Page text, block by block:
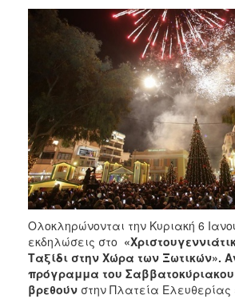
2019
2018
2017
2016
2013
2012
2011
2010
2006
Ολοκληρώνονται την Κυριακή 6
εκδηλώσεις στο
Ταξίδι στην Χώρα των Ξωτικών».
πρόγραμμα του
βρεθούν στην Πλατεία Ελευθερίας